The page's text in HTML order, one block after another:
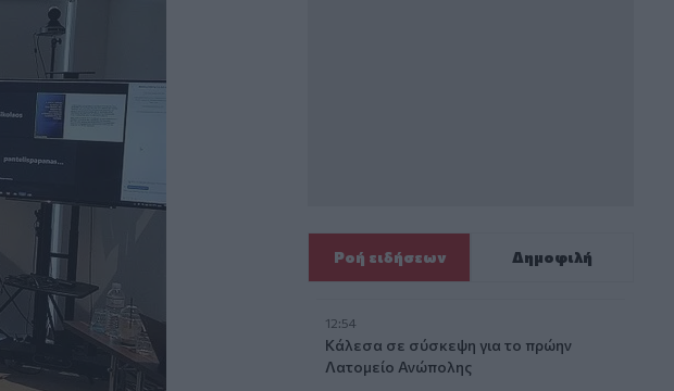
Ροή ειδήσεων Δημοφιλή
12:54
Κάλεσα σε σύσκεψη για το πρώην
Λατομείο Ανώπολης